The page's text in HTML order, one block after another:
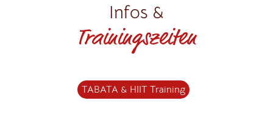
Infos &
Trainingszeiten
TABATA & HIIT Training